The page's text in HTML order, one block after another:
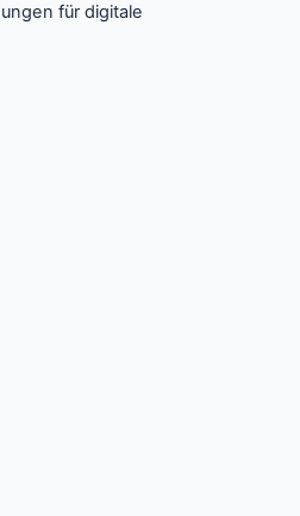
für digitale